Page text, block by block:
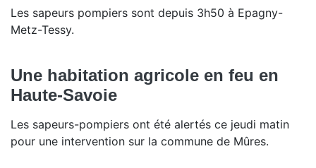
Les sapeurs pompiers sont depuis 3h50 à Epagny-
Metz-Tessy.
Une habitation agricole en feu en
Haute-Savoie
Les sapeurs-pompiers ont été alertés ce jeudi matin
pour une intervention sur la commune de Mûres.